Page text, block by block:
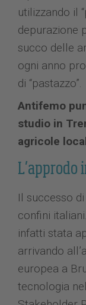
utilizzando il
depurazione
succo delle
ogni anno
di “pastazzo”.
Antifemo
studio in
agricole
L’approdo
Il successo
confini
infatti stata
arrivando
europea a
tecnologia